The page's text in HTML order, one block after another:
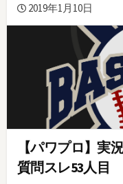
リ2019年1月10日
【パワプロ】
質問スレ53人目